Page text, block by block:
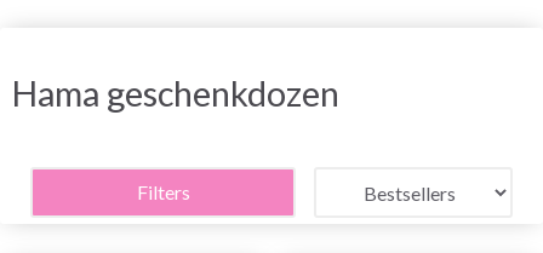
Hama geschenkdozen
Filters